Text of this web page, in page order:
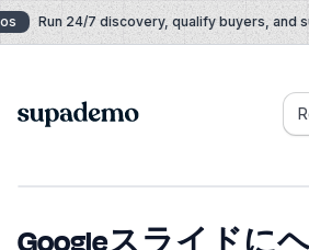
Skip to content
Run 24/7 discovery, qualify buyers, and
Supademo